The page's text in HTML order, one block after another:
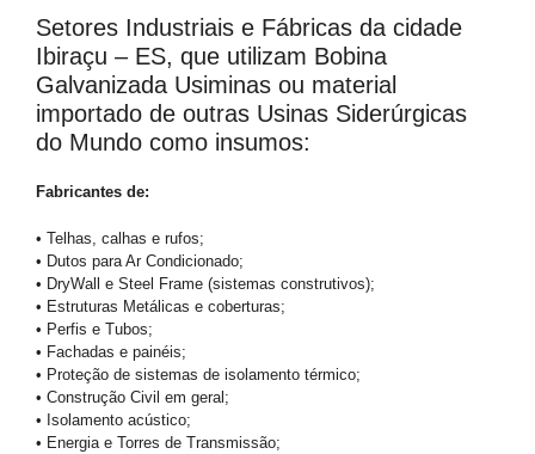
Setores Industriais e Fábricas da cidade
Ibiraçu – ES, que utilizam Bobina
Galvanizada Usiminas ou material
importado de outras Usinas Siderúrgicas
do Mundo como insumos:
Fabricantes de:
• Telhas, calhas e rufos;
• Dutos para Ar Condicionado;
• DryWall e Steel Frame (sistemas construtivos);
• Estruturas Metálicas e coberturas;
• Perfis e Tubos;
• Fachadas e painéis;
• Proteção de sistemas de isolamento térmico;
• Construção Civil em geral;
• Isolamento acústico;
• Energia e Torres de Transmissão;